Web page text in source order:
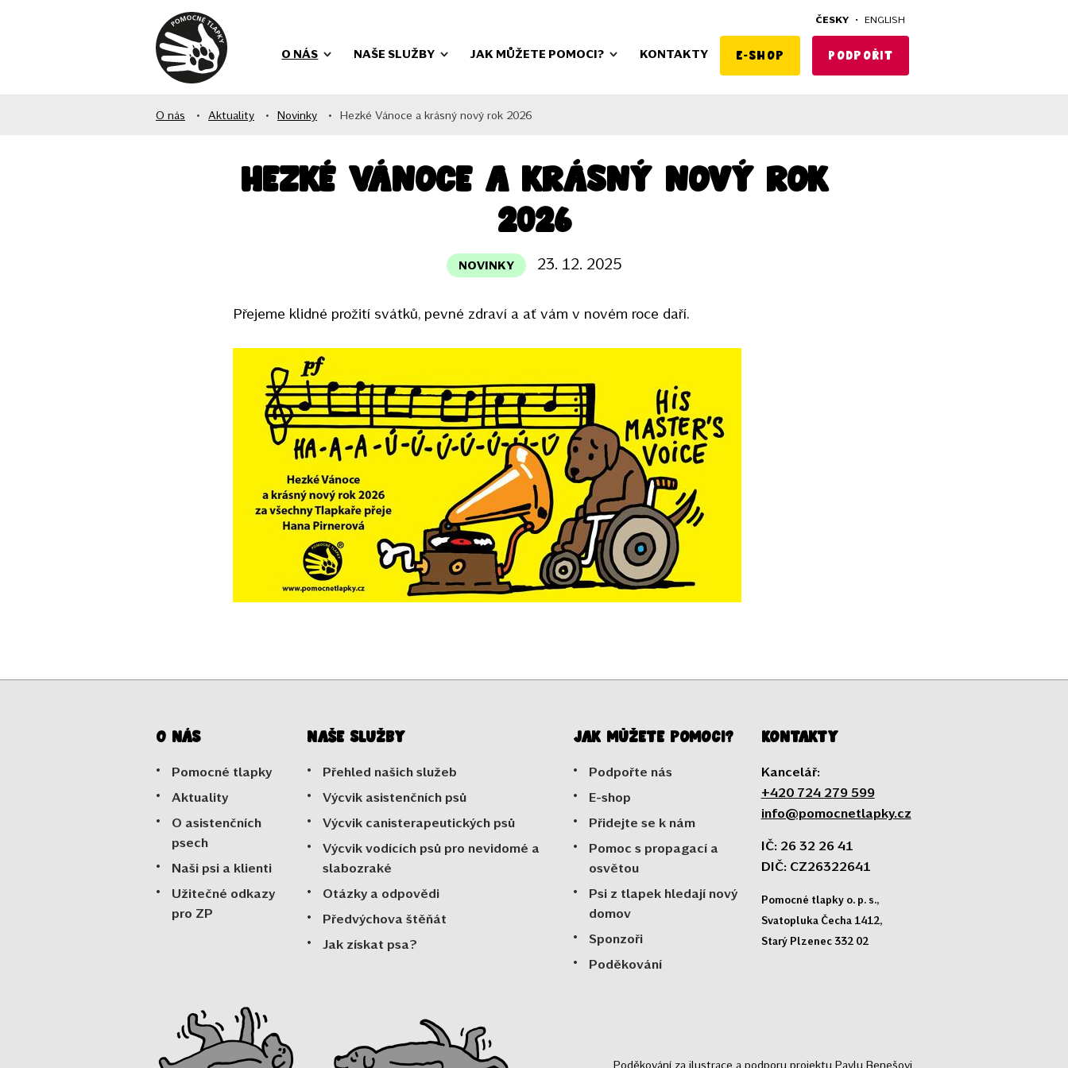
O NÁS NAŠE SLUŽBY JAK MŮŽETE POMOCI? KONTAKTY E-shop Podpořit
ČESKY • ENGLISH
O nás • Aktuality • Novinky • Hezké Vánoce a krásný nový rok 2026
Hezké Vánoce a krásný nový rok
2026
NOVINKY 23. 12. 2025
Přejeme klidné prožití svátků, pevné zdraví a ať vám v novém roce daří.
O nás
Pomocné tlapky
Aktuality
O asistenčních
psech
Naši psi a klienti
Užitečné odkazy
pro ZP
Naše služby
Přehled našich služeb
Výcvik asistenčních psů
Výcvik canisterapeutických psů
Výcvik vodících psů pro nevidomé a
slabozraké
Otázky a odpovědi
Předvýchova štěňát
Jak získat psa?
Jak můžete pomoci?
Podpořte nás
E-shop
Přidejte se k nám
Pomoc s propagací a
osvětou
Psi z tlapek hledají nový
domov
Sponzoři
Poděkování
Kontakty
Kancelář:
+420 724 279 599
info@pomocnetlapky.cz
IČ: 26 32 26 41
DIČ: CZ26322641
Pomocné tlapky o. p. s.,
Svatopluka Čecha 1412,
Starý Plzenec 332 02
Poděkování za ilustrace a podporu projektu Pavlu Benešovi